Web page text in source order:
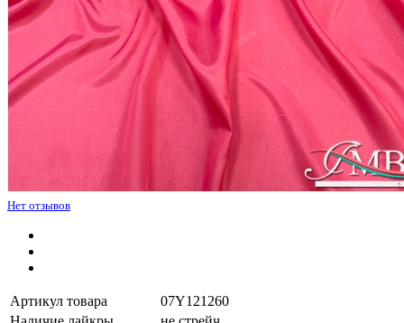
Нет отзывов
Артикул товара
07Y121260